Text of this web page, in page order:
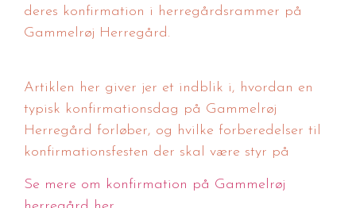
deres konfirmation i herregårdsrammer på
Gammelrøj Herregård.
Artiklen her giver jer et indblik i, hvordan en
typisk konfirmationsdag på Gammelrøj
Herregård forløber, og hvilke forberedelser til
konfirmationsfesten der skal være styr på
Se mere om konfirmation på Gammelrøj